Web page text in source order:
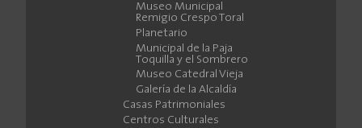
Museo Municipal
Remigio Crespo Toral
Planetario
Municipal de la Paja
Toquilla y el Sombrero
Museo Catedral Vieja
Galería de la Alcaldía
Casas Patrimoniales
Centros Culturales